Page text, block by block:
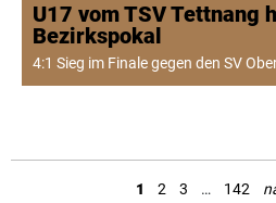
U17 vom TSV Tettnang
Bezirkspokal
4:1 Sieg im Finale gegen den SV
1 2 3 … 142